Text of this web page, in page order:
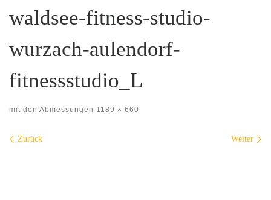
waldsee-fitness-studio-
wurzach-aulendorf-
fitnessstudio_L
mit den Abmessungen 1189 × 660
Bilder Navigation
Zurück Weiter